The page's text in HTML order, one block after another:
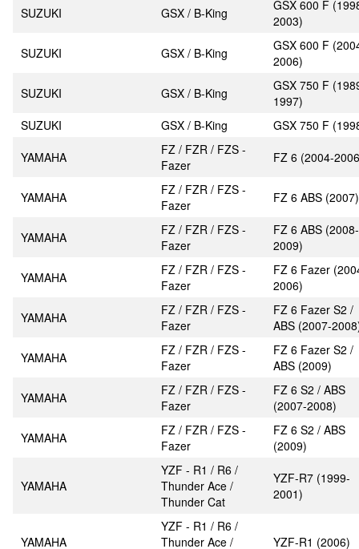
SUZUKI
GSX / B-King
GSX 600 F
2003)
SUZUKI
GSX / B-King
GSX 600 F
2006)
SUZUKI
GSX / B-King
GSX 750 F
1997)
SUZUKI
GSX / B-King
GSX 750 F
YAMAHA
FZ / FZR / FZS -
Fazer
FZ 6 (2004-
YAMAHA
FZ / FZR / FZS -
Fazer
FZ 6 ABS (2007)
YAMAHA
FZ / FZR / FZS -
Fazer
FZ 6 ABS (2008-
2009)
YAMAHA
FZ / FZR / FZS -
Fazer
FZ 6 Fazer
2006)
YAMAHA
FZ / FZR / FZS -
Fazer
FZ 6 Fazer S2 /
ABS (2007-
YAMAHA
FZ / FZR / FZS -
Fazer
FZ 6 Fazer S2 /
ABS (2009)
YAMAHA
FZ / FZR / FZS -
Fazer
FZ 6 S2 / ABS
(2007-2008)
YAMAHA
FZ / FZR / FZS -
Fazer
FZ 6 S2 / ABS
(2009)
YAMAHA
YZF - R1 / R6 /
Thunder Ace /
Thunder Cat
YZF-R7 (1999-
2001)
YAMAHA
YZF - R1 / R6 /
Thunder Ace /
YZF-R1 (2006)